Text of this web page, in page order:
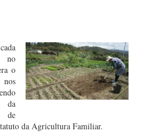
no
o
da
de
da Agricultura Familiar.